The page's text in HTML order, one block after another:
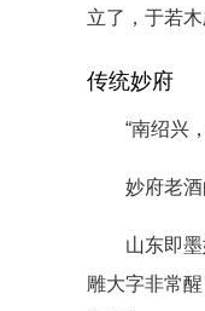
立了，于若
传统妙府
“南绍兴，
妙府老酒的
山东即墨妙
雕大字非常